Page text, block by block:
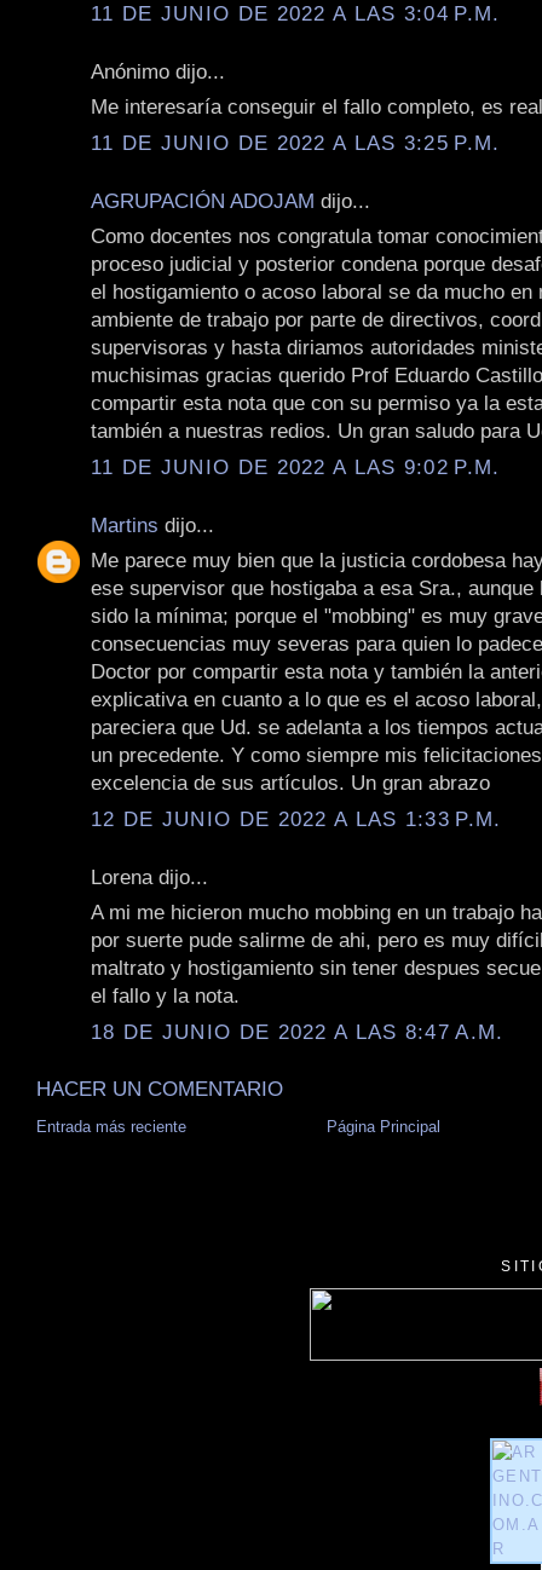
11 DE JUNIO DE 2022 A LAS 3:04 P.M.
Anónimo dijo...
Me interesaría conseguir el fallo completo, es
11 DE JUNIO DE 2022 A LAS 3:25 P.M.
AGRUPACIÓN ADOJAM dijo...
Como docentes nos congratula tomar
proceso judicial y posterior condena porque
el hostigamiento o acoso laboral se da mucho en
ambiente de trabajo por parte de directivos,
supervisoras y hasta diriamos autoridades
muchisimas gracias querido Prof Eduardo
compartir esta nota que con su permiso ya la
también a nuestras redios. Un gran saludo para
11 DE JUNIO DE 2022 A LAS 9:02 P.M.
Martins dijo...
Me parece muy bien que la justicia cordobesa
ese supervisor que hostigaba a esa Sra., aunque
sido la mínima; porque el "mobbing" es muy
consecuencias muy severas para quien lo
Doctor por compartir esta nota y también la
explicativa en cuanto a lo que es el acoso
pareciera que Ud. se adelanta a los tiempos
un precedente. Y como siempre mis
excelencia de sus artículos. Un gran abrazo
12 DE JUNIO DE 2022 A LAS 1:33 P.M.
Lorena dijo...
A mi me hicieron mucho mobbing en un trabajo
por suerte pude salirme de ahi, pero es muy
maltrato y hostigamiento sin tener despues
el fallo y la nota.
18 DE JUNIO DE 2022 A LAS 8:47 A.M.
HACER UN COMENTARIO
Entrada más reciente Página Principal